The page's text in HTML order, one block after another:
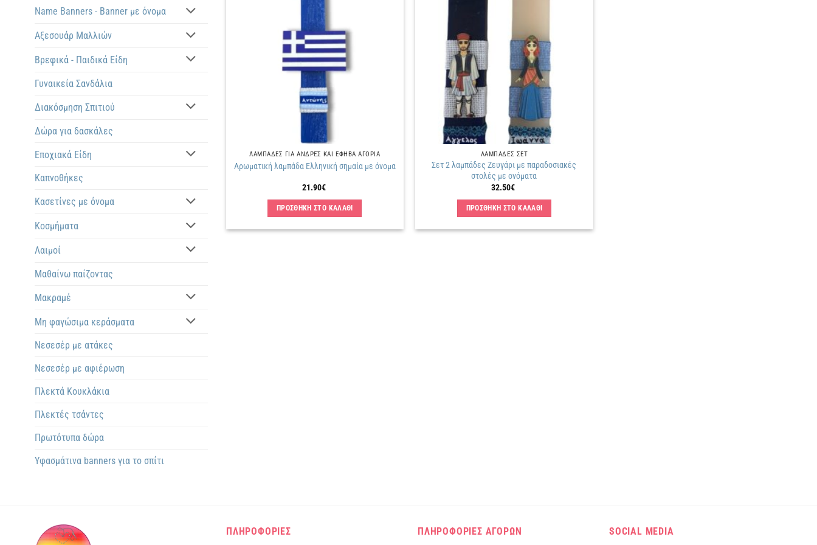
Name Banners - Banner με όνομα
Αξεσουάρ Μαλλιών
Βρεφικά - Παιδικά Είδη
Γυναικεία Σανδάλια
Διακόσμηση Σπιτιού
Δώρα για δασκάλες
Εποχιακά Είδη
Καπνοθήκες
Κασετίνες με όνομα
Κοσμήματα
Λαιμοί
Μαθαίνω παίζοντας
Μακραμέ
Μη φαγώσιμα κεράσματα
Νεσεσέρ με ατάκες
Νεσεσέρ με αφιέρωση
Πλεκτά Kουκλάκια
Πλεκτές τσάντες
Πρωτότυπα δώρα
Υφασμάτινα banners για το σπίτι
ΛΑΜΠΑΔΕΣ ΓΙΑ ΑΝΔΡΕΣ ΚΑΙ ΕΦΗΒΑ ΑΓΟΡΙΑ
Αρωματική λαμπάδα Ελληνική σημαία με όνομα
21.90€
ΠΡΟΣΘΗΚΗ ΣΤΟ ΚΑΛΑΘΙ
ΛΑΜΠΑΔΕΣ ΣΕΤ
Σετ 2 λαμπάδες Ζευγάρι με παραδοσιακές
στολές με ονόματα
32.50€
ΠΡΟΣΘΗΚΗ ΣΤΟ ΚΑΛΑΘΙ
ΠΛΗΡΟΦΟΡΙΕΣ ΠΛΗΡΟΦΟΡΙΕΣ ΑΓΟΡΩΝ SOCIAL MEDIA